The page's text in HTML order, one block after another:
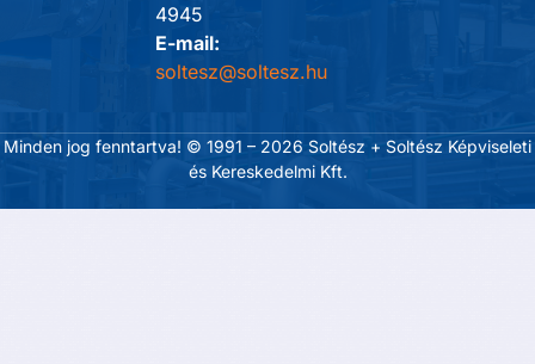
4945
E-mail:
soltesz@soltesz.hu
Minden jog fenntartva! © 1991 – 2026 Soltész + Soltész Képviseleti
és Kereskedelmi Kft.